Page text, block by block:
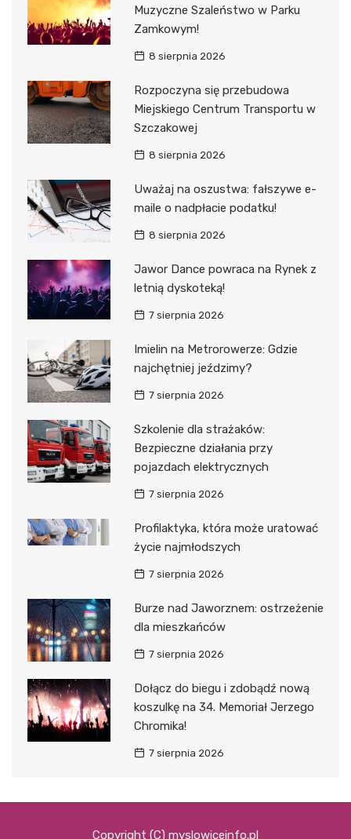
Muzyczne Szaleństwo w Parku
Zamkowym!
8 sierpnia 2026
Rozpoczyna się przebudowa
Miejskiego Centrum Transportu w
Szczakowej
8 sierpnia 2026
Uważaj na oszustwa: fałszywe e-
maile o nadpłacie podatku!
8 sierpnia 2026
Jawor Dance powraca na Rynek z
letnią dyskoteką!
7 sierpnia 2026
Imielin na Metrorowerze: Gdzie
najchętniej jeździmy?
7 sierpnia 2026
Szkolenie dla strażaków:
Bezpieczne działania przy
pojazdach elektrycznych
7 sierpnia 2026
Profilaktyka, która może uratować
życie najmłodszych
7 sierpnia 2026
Burze nad Jaworznem: ostrzeżenie
dla mieszkańców
7 sierpnia 2026
Dołącz do biegu i zdobądź nową
koszulkę na 34. Memoriał Jerzego
Chromika!
7 sierpnia 2026
Copyright (C) myslowiceinfo.pl